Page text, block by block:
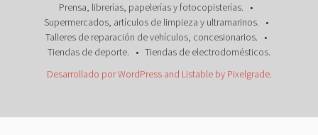
Prensa, librerías, papelerías y fotocopisterías.
Supermercados, artículos de limpieza y ultramarinos.
Talleres de reparación de vehículos, concesionarios.
Tiendas de deporte.
Tiendas de electrodomésticos.
Desarrollado por WordPress and Listableby Pixelgrade.